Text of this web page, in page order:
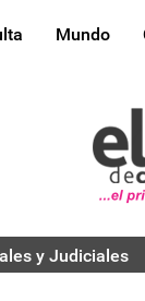
Mundo
y Judiciales